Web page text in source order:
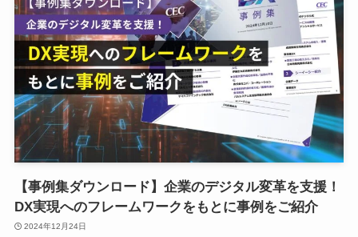
【事例集ダウンロード】企業のデジタル変革を支援！
DX実現へのフレームワークをもとに事例をご紹介
2024年12月24日